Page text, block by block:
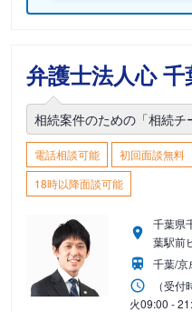
弁護士法人心
相続案件のための「相続チ
電話相談可能 初回面談無料
18時以降面談可能
千葉県
葉駅前
千葉/京
（受付
火09:00 -